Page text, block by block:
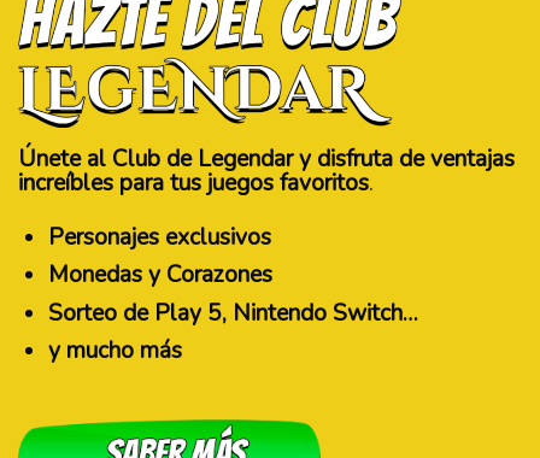
Únete al Club de Legendar y disfruta de ventajas
increíbles para tus juegos favoritos.
Personajes exclusivos
Monedas y Corazones
Sorteo de Play 5, Nintendo Switch…
y mucho más